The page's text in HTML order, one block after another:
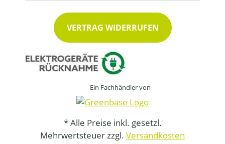
VERTRAG WIDERRUFEN
Ein Fachhändler von
* Alle Preise inkl. gesetzl.
Mehrwertsteuer zzgl. Versandkosten